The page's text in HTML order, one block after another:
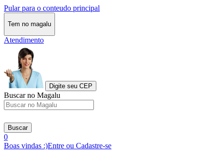
Pular para o conteudo principal
Tem no magalu
Atendimento
Digite seu CEP
Buscar no Magalu
Buscar
0
Boas vindas :)Entre ou Cadastre-se